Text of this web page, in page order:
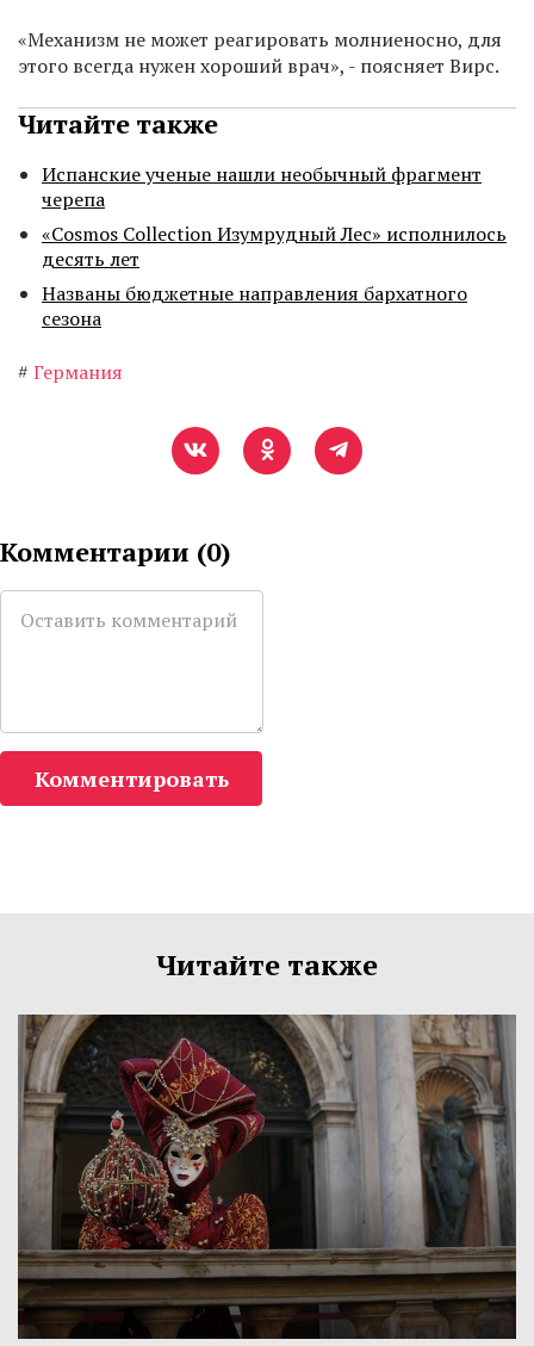
«Механизм не может реагировать молниеносно, для
этого всегда нужен хороший врач», - поясняет Вирс.
Читайте также
Испанские ученые нашли необычный фрагмент
черепа
«Cosmos Collection Изумрудный Лес» исполнилось
десять лет
Названы бюджетные направления бархатного
сезона
# Германия
Комментарии (0)
Комментировать
Читайте также